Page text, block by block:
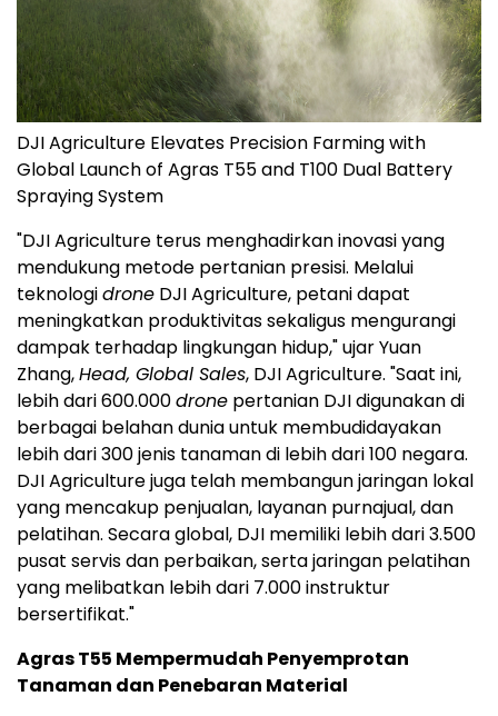
DJI Agriculture Elevates Precision Farming with
Global Launch of Agras T55 and T100 Dual Battery
Spraying System
"DJI Agriculture terus menghadirkan inovasi yang
mendukung metode pertanian presisi. Melalui
teknologidrone DJI Agriculture, petani dapat
meningkatkan produktivitas sekaligus mengurangi
dampak terhadap lingkungan hidup," ujar Yuan
Zhang,Head, Global Sales, DJI Agriculture. "Saat ini,
lebih dari 600.000drone pertanian DJI digunakan di
berbagai belahan dunia untuk membudidayakan
lebih dari 300 jenis tanaman di lebih dari 100 negara.
DJI Agriculture juga telah membangun jaringan lokal
yang mencakup penjualan, layanan purnajual, dan
pelatihan. Secara global, DJI memiliki lebih dari 3.500
pusat servis dan perbaikan, serta jaringan pelatihan
yang melibatkan lebih dari 7.000 instruktur
bersertifikat."
Agras T55 Mempermudah Penyemprotan
Tanaman dan Penebaran Material